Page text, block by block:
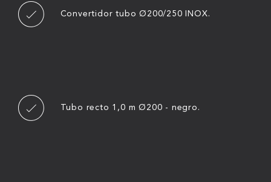
Convertidor tubo Ø200/250 INOX.
Tubo recto 1,0 m Ø200 - negro.